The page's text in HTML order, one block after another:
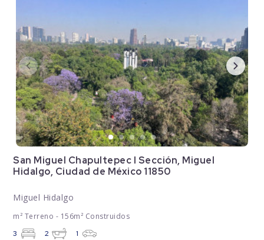
San Miguel Chapultepec I Sección, Miguel
Hidalgo, Ciudad de México 11850
Miguel Hidalgo
m² Terreno - 156m² Construidos
3 2 1